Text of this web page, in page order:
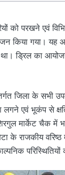
को परखने एवं
किया गया।
था। ड्रिल का
जिला के सभी
एवं भूकंप से
मार्केट चैक में
के राजकीय